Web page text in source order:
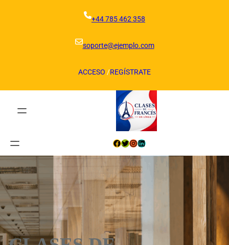
+44 785 462 358
soporte@ejemplo.com
ACCESO /REGÍSTRATE